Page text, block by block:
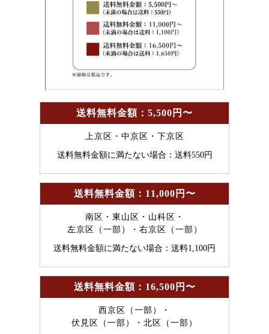
送料無料金額：5,500円〜
上京区・中京区・下京区
送料無料金額に満たない場合：送料550円
送料無料金額：11,000円〜
南区・東山区・山科区・
左京区（一部）・右京区（一部）
送料無料金額に満たない場合：送料1,100円
送料無料金額：16,500円〜
西京区（一部）・
伏見区（一部）・北区（一部）